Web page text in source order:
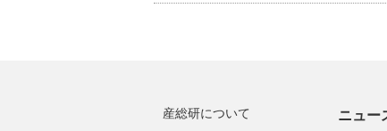
産総研について
ニュー